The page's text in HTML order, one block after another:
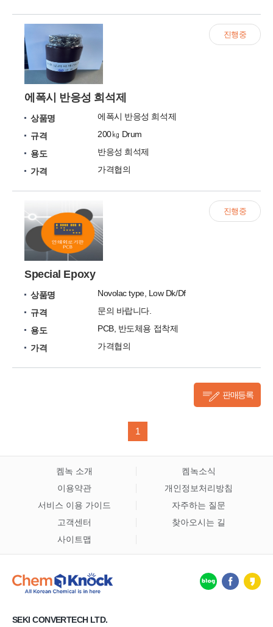
에폭시 반응성 희석제
상품명
에폭시 반응성 희석제
규격
200㎏ Drum
용도
반응성 희석제
가격
가격협의
진행중
Special Epoxy
상품명
Novolac type, Low Dk/Df
규격
문의 바랍니다.
용도
PCB, 반도체용 접착제
가격
가격협의
진행중
판매등록
1
켐녹 소개
켐녹소식
이용약관
개인정보처리방침
서비스 이용 가이드
자주하는 질문
고객센터
찾아오시는 길
사이트맵
SEKI CONVERTECH LTD.